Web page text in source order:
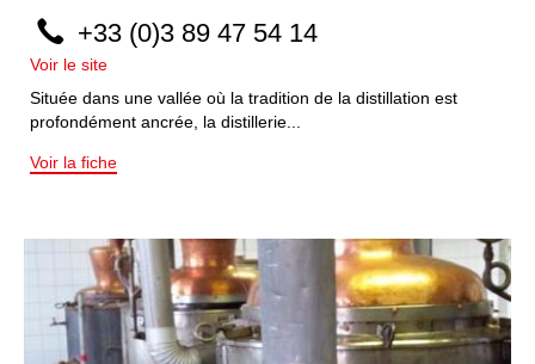
+33 (0)3 89 47 54 14
Voir le site
Située dans une vallée où la tradition de la distillation est
profondément ancrée, la distillerie...
Voir la fiche